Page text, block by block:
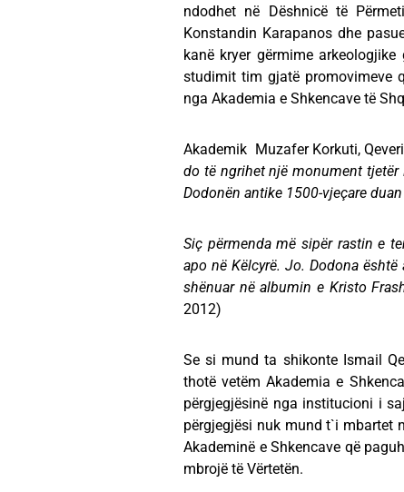
ndodhet në Dëshnicë të
Konstandin Karapanos dhe
kanë kryer gërmime
studimit tim gjatë promovimeve
nga Akademia e Shkencave të
Akademik Muzafer Korkuti,
do të ngrihet një monument tjetër
Dodonën antike 1500-vjeçare
Siç përmenda më sipër rastin e
apo në Këlcyrë. Jo. Dodona
shënuar në albumin e Kristo
2012)
Se si mund ta shikonte Ismail
thotë vetëm Akademia e
përgjegjësinë nga institucioni i
përgjegjësi nuk mund t`i mbartet
Akademinë e Shkencave që
mbrojë të Vërtetën.